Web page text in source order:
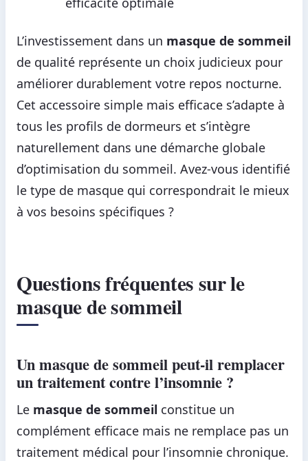
L’investissement dans un masque de sommeil
de qualité représente un choix judicieux pour
améliorer durablement votre repos nocturne.
Cet accessoire simple mais efficace s’adapte à
tous les profils de dormeurs et s’intègre
naturellement dans une démarche globale
d’optimisation du sommeil. Avez-vous identifié
le type de masque qui correspondrait le mieux
à vos besoins spécifiques ?
Questions fréquentes sur le
masque de sommeil
Un masque de sommeil peut-il remplacer
un traitement contre l’insomnie ?
Le masque de sommeil constitue un
complément efficace mais ne remplace pas un
traitement médical pour l’insomnie chronique.